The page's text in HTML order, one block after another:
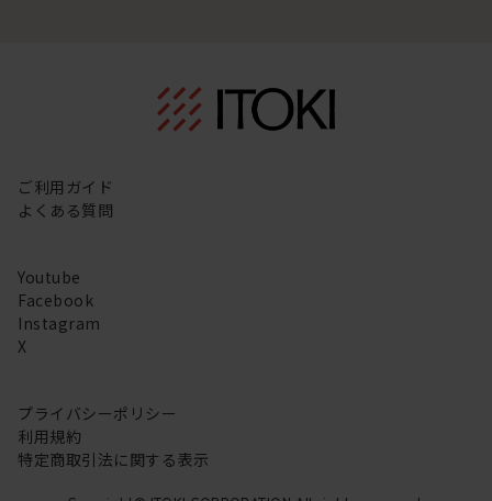
ご利用ガイド
よくある質問
Youtube
Facebook
Instagram
X
プライバシーポリシー
利用規約
特定商取引法に関する表示